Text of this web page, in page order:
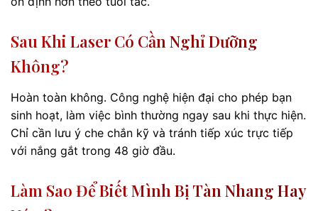
Sau Khi Laser Có Cần Nghỉ Dưỡng
Không?
Hoàn toàn không. Công nghệ hiện đại cho phép bạn
sinh hoạt, làm việc bình thường ngay sau khi thực hiện.
Chỉ cần lưu ý che chắn kỹ và tránh tiếp xúc trực tiếp
với nắng gắt trong 48 giờ đầu.
Làm Sao Để Biết Mình Bị Tàn Nhang Hay